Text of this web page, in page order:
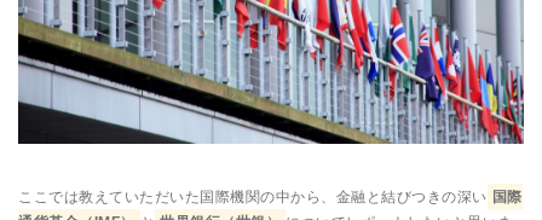
ここでは教えていただいた国際機関の中から、金融と結びつきの深い 国際